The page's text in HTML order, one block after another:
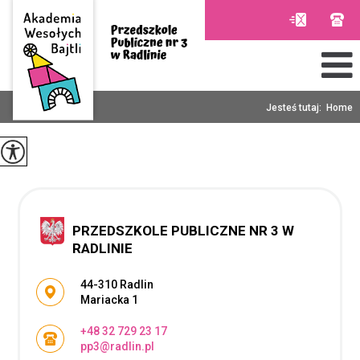
Jesteś tutaj: Home
PRZEDSZKOLE PUBLICZNE NR 3 W
RADLINIE
Adres pocztowy:
44-310 Radlin
Mariacka 1
+48 32 729 23 17
pp3@radlin.pl